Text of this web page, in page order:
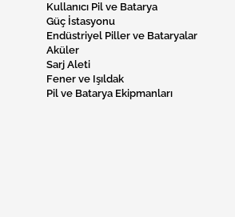
Kullanıcı Pil ve Batarya
Güç İstasyonu
Endüstriyel Piller ve Bataryalar
Aküler
Sarj Aleti
Fener ve Işıldak
Pil ve Batarya Ekipmanları